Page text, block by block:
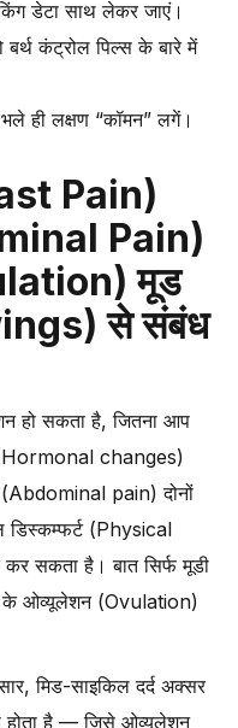
डेटा साथ लेकर जाएं।
बर्थ कंट्रोल पिल्स के बारे में
ही लक्षण “कॉमन” लगें।
Pain)
Pain)
मूड
से संबंध
हो सकता है, जितना आप
(Hormonal changes)
pain) दोनों
(Physical
सकता है। बात सिर्फ मूडी
के ओव्यूलेशन (Ovulation)
मिड-साइकिल दर्द अक्सर
है — जिसे ओव्यूलेशन